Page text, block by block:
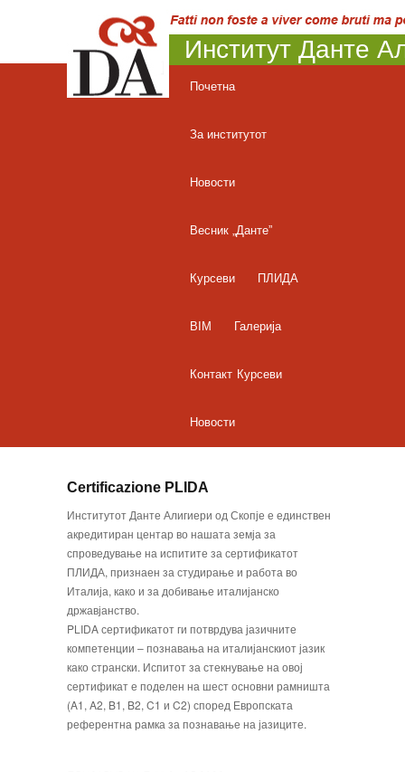
Институт Данте
Почетна
За институтот
Новости
Весник „Данте”
Курсеви ПЛИДА
BIM Галерија
Контакт Курсеви
Новости
Certificazione PLIDA
Институтот Данте Алигиери од Скопје е единствен
акредитиран центар во нашата земја за
спроведување на испитите за сертификатот
ПЛИДА, признаен за студирање и работа во
Италија, како и за добивање италијанско
државјанство.
PLIDA сертификатот ги потврдува јазичните
компетенции – познавања на италијанскиот јазик
како странски. Испитот за стекнување на овој
сертификат е поделен на шест основни рамништа
(A1, A2, B1, B2, C1 и C2) според Европската
референтна рамка за познавање на јазиците.